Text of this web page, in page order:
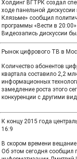
Холдинг ВГТРК создал
ходе панельной
Клязьме» сообщил
программы «Вести в
Видеозапись дискуссии
Рынок цифрового ТВ в
Количество абонентов
квартала составило 2,2
информационных
замедление роста этого
конкуренции с другими
К концу 2015 года
16:9
В скором времени
Об этом сегодня сообщил